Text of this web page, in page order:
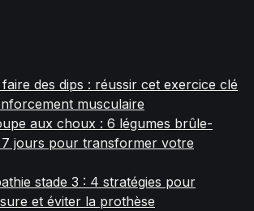
des dips : réussir cet exercice clé
musculaire
aux choux : 6 légumes brûle-
7 jours pour transformer votre
stade 3 : 4 stratégies pour
et éviter la prothèse